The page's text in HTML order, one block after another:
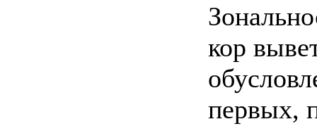
кор
первых,